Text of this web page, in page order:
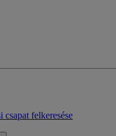
csapat felkeresése